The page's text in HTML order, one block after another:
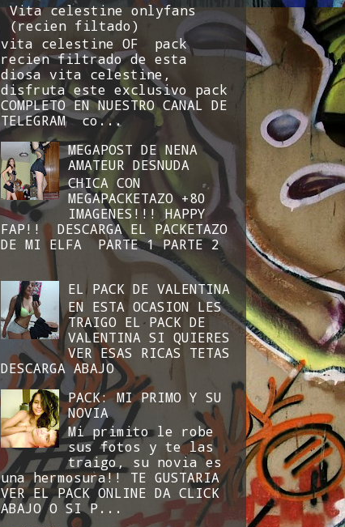
Vita celestine onlyfans
(recien filtado)
vita celestine OF pack
recien filtrado de esta
diosa vita celestine,
disfruta este exclusivo pack
COMPLETO EN NUESTRO CANAL DE
TELEGRAM co...
MEGAPOST DE NENA
AMATEUR DESNUDA
CHICA CON
MEGAPACKETAZO +80
IMAGENES!!! HAPPY
FAP!! DESCARGA EL PACKETAZO
DE MI ELFA PARTE 1 PARTE 2
EL PACK DE VALENTINA
EN ESTA OCASION LES
TRAIGO EL PACK DE
VALENTINA SI QUIERES
VER ESAS RICAS TETAS
DESCARGA ABAJO
PACK: MI PRIMO Y SU
NOVIA
Mi primito le robe
sus fotos y te las
traigo, su novia es
una hermosura!! TE GUSTARIA
VER EL PACK ONLINE DA CLICK
ABAJO O SI P...